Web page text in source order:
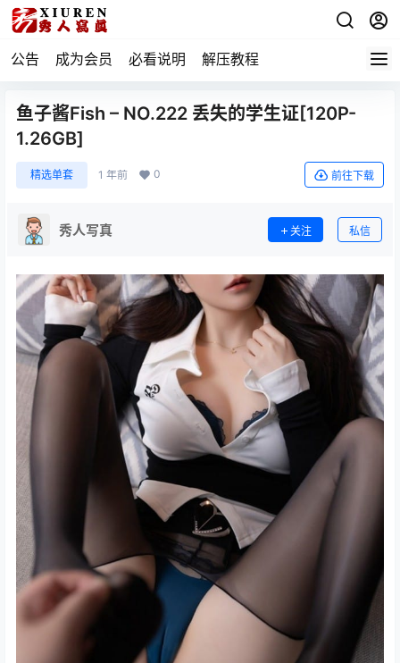
公告 成为会员 必看说明 解压教程
鱼子酱Fish – NO.222 丢失的学生证[120P-
1.26GB]
精选单套 1 年前 0 前往下载
秀人写真 关注 私信